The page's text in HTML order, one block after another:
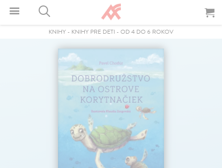
KNIHY - KNIHY PRE DETI - OD 4 DO 6 ROKOV